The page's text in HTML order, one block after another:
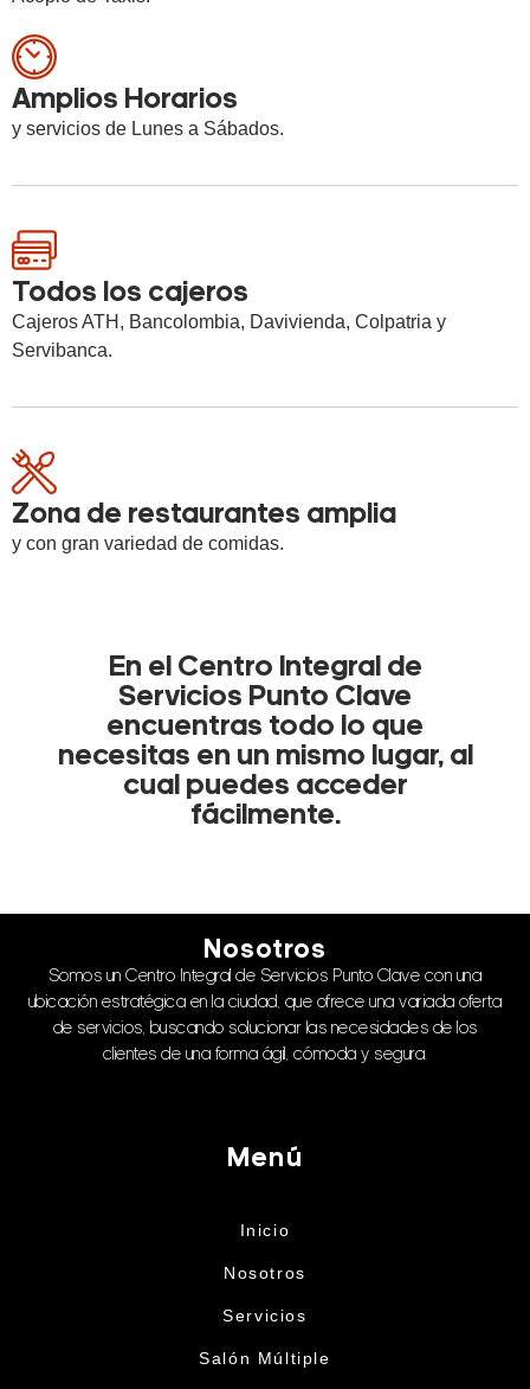
Amplios Horarios
y servicios de Lunes a Sábados.
Todos los cajeros
Cajeros ATH, Bancolombia, Davivienda, Colpatria y
Servibanca.
Zona de restaurantes amplia
y con gran variedad de comidas.
En el Centro Integral de
Servicios Punto Clave
encuentras todo lo que
necesitas en un mismo lugar, al
cual puedes acceder
fácilmente.
Nosotros
Somos un Centro Integral de Servicios Punto Clave con una
ubicación estratégica en la ciudad, que ofrece una variada oferta
de servicios, buscando solucionar las necesidades de los
clientes de una forma ágil, cómoda y segura.
Menú
Inicio
Nosotros
Servicios
Salón Múltiple